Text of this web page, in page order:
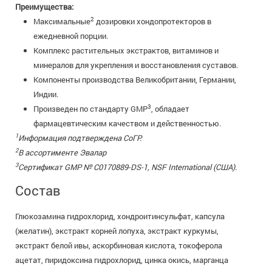
Преимущества:
Максимальные2 дозировки хондопротекторов в
ежедневной порции.
Комплекс растительных экстрактов, витаминов и
минералов для укрепления и восстановления суставов.
Компоненты производства Великобритании, Германии,
Индии.
Произведен по стандарту GMP3, обладает
фармацевтическим качеством и действенностью.
1Информация подтверждена СоГР.
2В ассортименте Эвалар
3Сертификат GMP № C0170889-DS-1, NSF International (США).
Состав
Глюкозамина гидрохлорид, хондроитинсульфат, капсула
(желатин), экстракт корней лопуха, экстракт куркумы,
экстракт белой ивы, аскорбиновая кислота, токоферола
ацетат, пиридоксина гидрохлорид, цинка окись, марганца